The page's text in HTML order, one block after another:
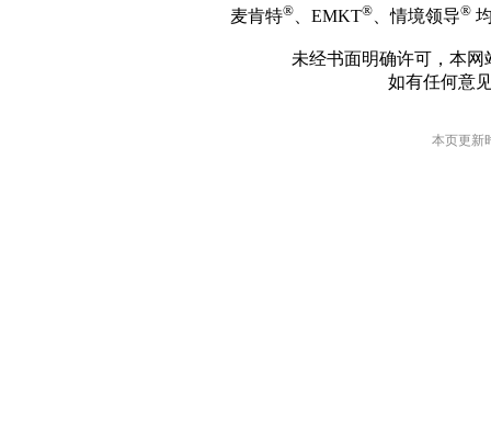
麦肯特® 、EMKT® 、情境领导®
未经书面明确许可，本
如有任何意
本页更新